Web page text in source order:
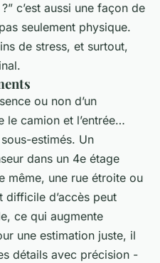
c’est aussi une façon de
seulement physique.
de stress, et surtout,
ou non d’un
le camion et l’entrée…
estimés. Un
dans un 4e étage
même, une rue étroite ou
difficile d’accès peut
ce qui augmente
une estimation juste, il
détails avec précision -